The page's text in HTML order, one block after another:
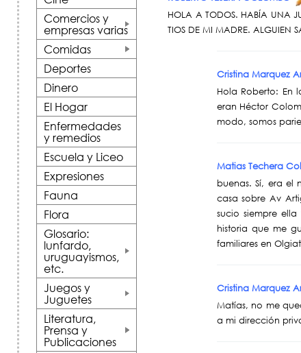
Comercios y
empresas varias
+
Comidas
Deportes
Dinero
El Hogar
Enfermedades
y remedios
Escuela y Liceo
Expresiones
Fauna
Flora
Glosario:
lunfardo,
uruguayismos,
etc.
Juegos y
Juguetes
Literatura,
Prensa y
Publicaciones
HOLA A TODOS. HABÍA UNA
TIOS DE MI MADRE. ALGUIEN
Cristina Marquez
Hola Roberto: En
eran Héctor
modo, somos
Matias Techera
buenas. Sí, era
casa sobre Av
sucio siempre
historia que me
familiares en
Cristina Marquez
Matías, no me
a mi dirección